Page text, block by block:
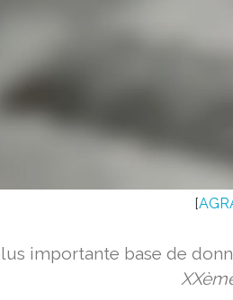
[
importante base de